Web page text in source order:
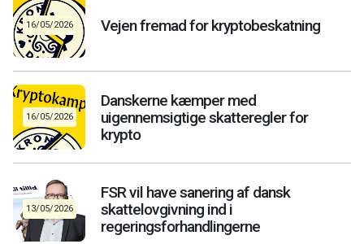
16/05/2026 Vejen fremad for kryptobeskatning
16/05/2026
Danskerne kæmper med
uigennemsigtige skatteregler for
krypto
13/05/2026
FSR vil have sanering af dansk
skattelovgivning ind i
regeringsforhandlingerne